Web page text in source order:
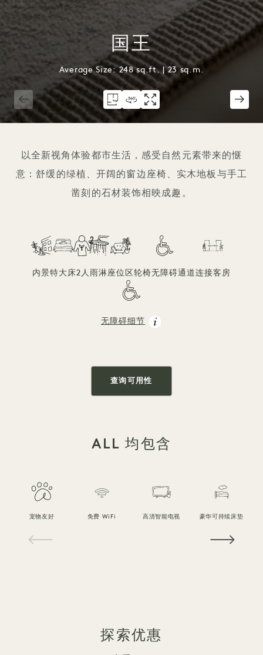
国王
Average Size: 248 sq.ft. | 23 sq.m.
以全新视角体验都市生活，感受自然元素带来的惬
意：舒缓的绿植、开阔的窗边座椅、实木地板与手工
凿刻的石材装饰相映成趣。
内景特大床2人 雨淋座位区轮椅无障碍通道连接客房
无障碍细节
查询可用性
ALL 均包含
宠物友好 免费 WiFi 高清智能电视 豪华可持续床垫
探索优惠